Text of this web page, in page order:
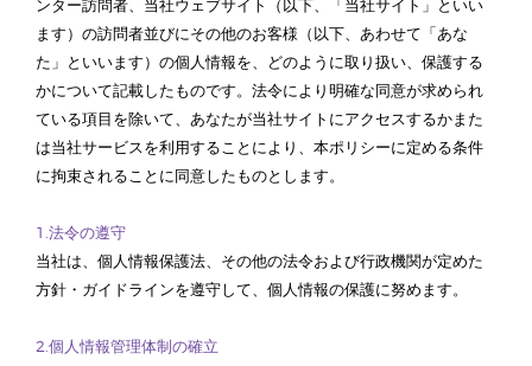
ンター訪問者、当社ウェブサイト（以下、「当社サイト」といい
ます）の訪問者並びにその他のお客様（以下、あわせて「あな
た」といいます）の個人情報を、どのように取り扱い、保護する
かについて記載したものです。法令により明確な同意が求められ
ている項目を除いて、あなたが当社サイトにアクセスするかまた
は当社サービスを利用することにより、本ポリシーに定める条件
に拘束されることに同意したものとします。
1.法令の遵守
当社は、個人情報保護法、その他の法令および行政機関が定めた
方針・ガイドラインを遵守して、個人情報の保護に努めます。
2.個人情報管理体制の確立